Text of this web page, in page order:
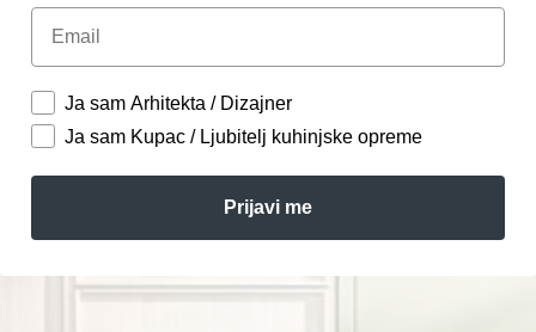
Email
Ja sam Arhitekta / Dizajner
Ja sam Kupac / Ljubitelj kuhinjske opreme
Prijavi me